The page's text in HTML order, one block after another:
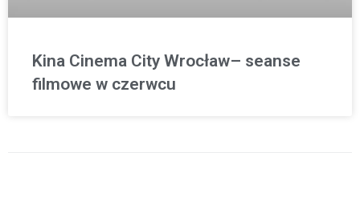
Kina Cinema City Wrocław– seanse
filmowe w czerwcu